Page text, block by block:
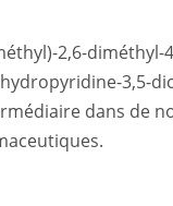
2,6-diméthyl-
3,5-
dans de